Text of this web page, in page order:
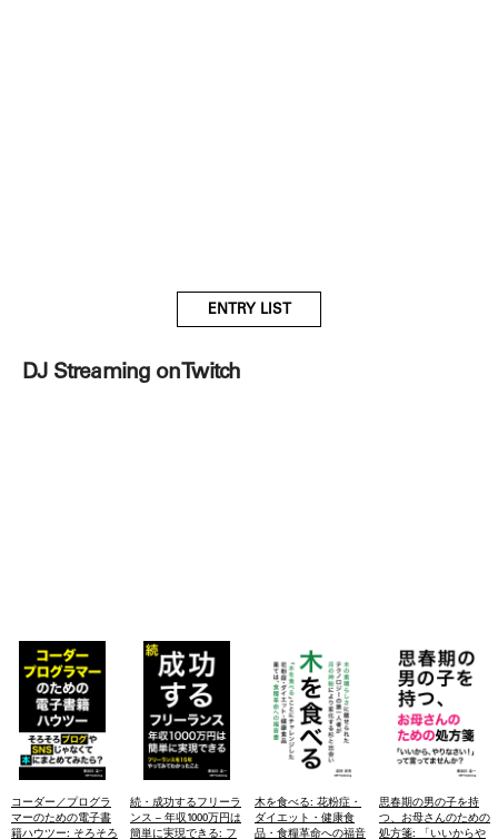
ENTRY LIST
DJ Streaming on Twitch
コーダー／プログラ
マーのための電子書
籍ハウツー: そろそろ
続・成功するフリーラ
ンス – 年収1000万円は
簡単に実現できる: フ
木を食べる: 花粉症・
ダイエット・健康食
品・食糧革命への福音
思春期の男の子を持
つ、お母さんのための
処方箋: 「いいからや